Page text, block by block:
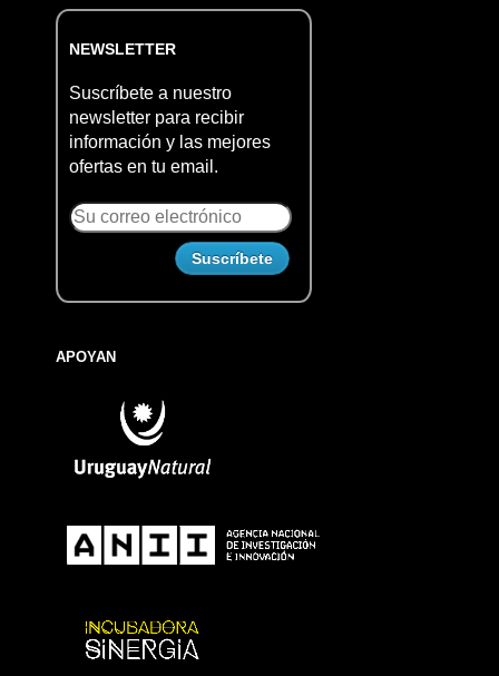
NEWSLETTER
Suscríbete a nuestro
newsletter para recibir
información y las mejores
ofertas en tu email.
APOYAN